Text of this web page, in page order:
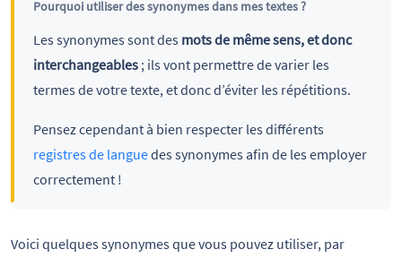
Pourquoi utiliser des synonymes dans mes textes ?
Les synonymes sont des mots de même sens, et donc
interchangeables; ils vont permettre de varier les
termes de votre texte, et donc d’éviter les répétitions.
Pensez cependant à bien respecter les différents
registres de languedes synonymes afin de les employer
correctement !
Voici quelques synonymes que vous pouvez utiliser, par